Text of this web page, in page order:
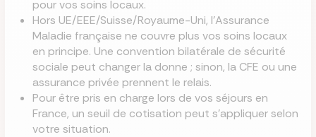
pour vos soins locaux.
Hors UE/EEE/Suisse/Royaume-Uni, l'Assurance
Maladie française ne couvre plus vos soins locaux
en principe. Une convention bilatérale de sécurité
sociale peut changer la donne ; sinon, la CFE ou une
assurance privée prennent le relais.
Pour être pris en charge lors de vos séjours en
France, un seuil de cotisation peut s'appliquer selon
votre situation.